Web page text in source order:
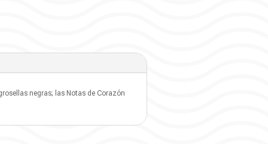
negras; las Notas de Corazón